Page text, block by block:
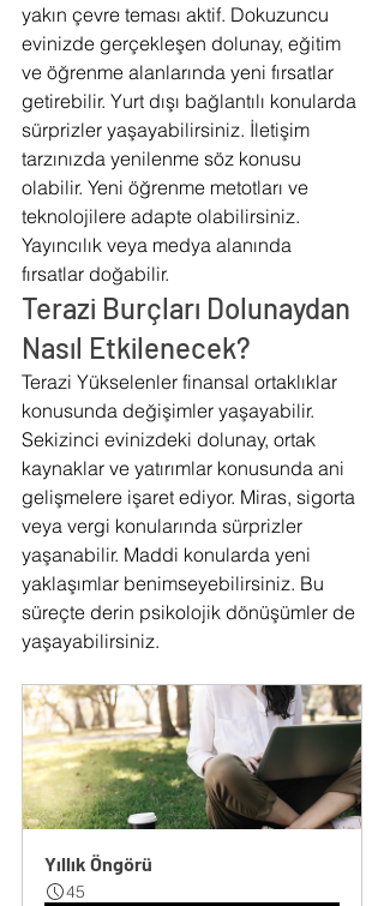
yakın çevre teması aktif. Dokuzuncu
evinizde gerçekleşen dolunay, eğitim
ve öğrenme alanlarında yeni fırsatlar
getirebilir. Yurt dışı bağlantılı konularda
sürprizler yaşayabilirsiniz. İletişim
tarzınızda yenilenme söz konusu
olabilir. Yeni öğrenme metotları ve
teknolojilere adapte olabilirsiniz.
Yayıncılık veya medya alanında
fırsatlar doğabilir.
Terazi Burçları Dolunaydan
Nasıl Etkilenecek?
Terazi Yükselenler finansal ortaklıklar
konusunda değişimler yaşayabilir.
Sekizinci evinizdeki dolunay, ortak
kaynaklar ve yatırımlar konusunda ani
gelişmelere işaret ediyor. Miras, sigorta
veya vergi konularında sürprizler
yaşanabilir. Maddi konularda yeni
yaklaşımlar benimseyebilirsiniz. Bu
süreçte derin psikolojik dönüşümler de
yaşayabilirsiniz.
Yıllık Öngörü
45